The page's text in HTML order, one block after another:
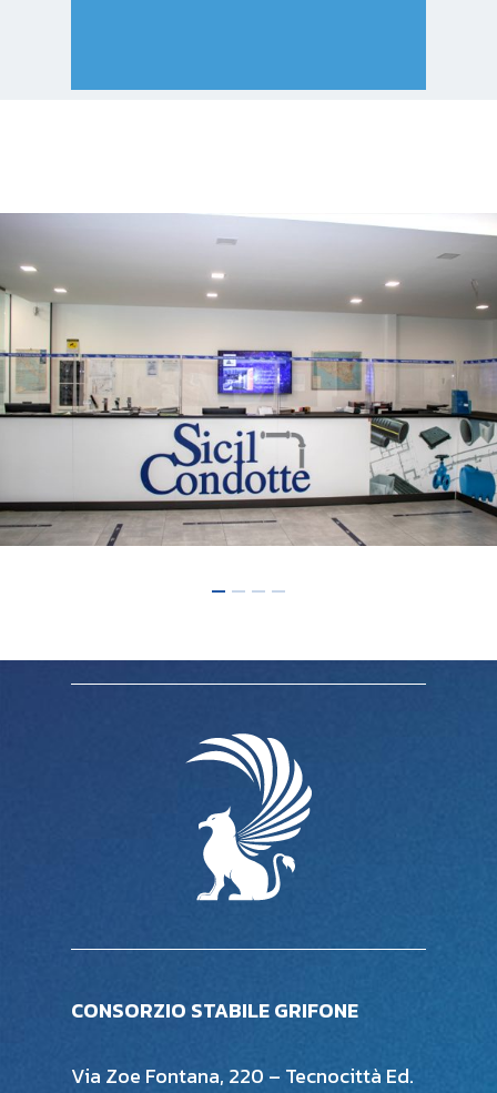
CONSORZIO STABILE GRIFONE
Via Zoe Fontana, 220 – Tecnocittà Ed.